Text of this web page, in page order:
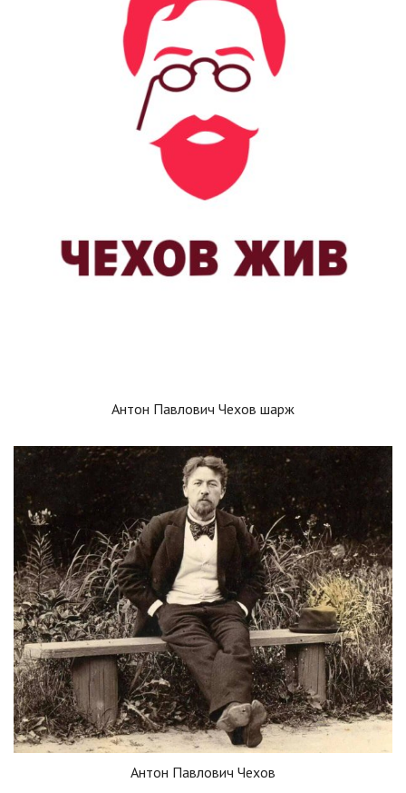
Антон Павлович Чехов шарж
Антон Павлович Чехов